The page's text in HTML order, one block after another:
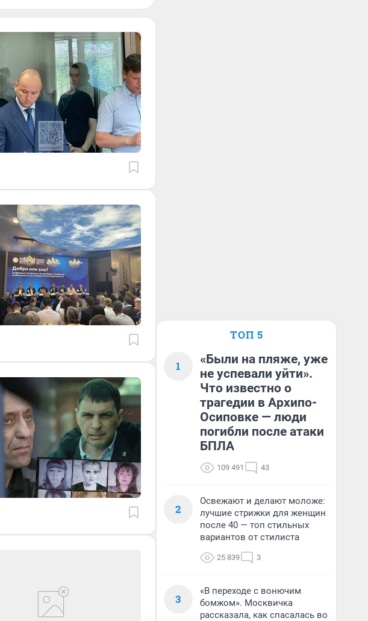
ТОП 5
1
«Были на пляже, уже
не успевали уйти».
Что известно о
трагедии в Архипо-
Осиповке — люди
погибли после атаки
БПЛА
109 491 43
2
Освежают и делают моложе:
лучшие стрижки для женщин
после 40 — топ стильных
вариантов от стилиста
25 839 3
3
«В переходе с вонючим
бомжом». Москвичка
рассказала, как спасалась во